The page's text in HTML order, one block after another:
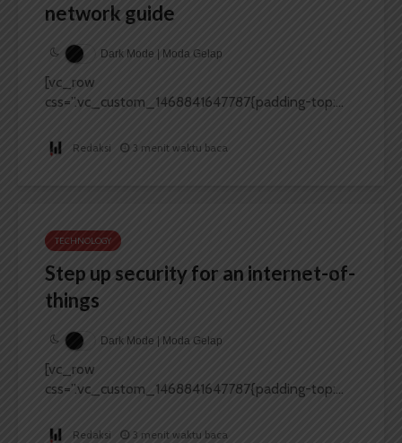
network guide
Dark Mode | Moda Gelap
[vc_row
css=”.vc_custom_1468841647787{padding-top:...
Redaksi 3 menit waktu baca
TECHNOLOGY
Step up security for an internet-of-
things
Dark Mode | Moda Gelap
[vc_row
css=”.vc_custom_1468841647787{padding-top:...
Redaksi 3 menit waktu baca